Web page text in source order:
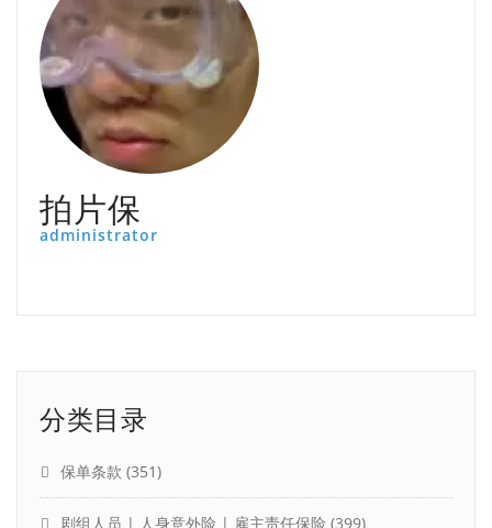
拍片保
administrator
分类目录
保单条款 (351)
剧组人员 | 人身意外险 | 雇主责任保险 (399)